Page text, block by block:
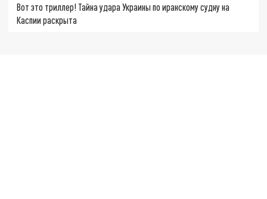
Вот это триллер! Тайна удара Украины по иранскому судну на
Каспии раскрыта